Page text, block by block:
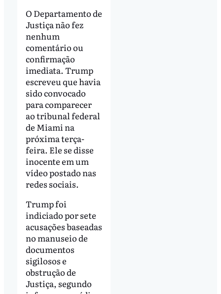
O Departamento de
Justiça não fez
nenhum
comentário ou
confirmação
imediata. Trump
escreveu que havia
sido convocado
para comparecer
ao tribunal federal
de Miami na
próxima terça-
feira. Ele se disse
inocente em um
vídeo postado nas
redes sociais.
Trump foi
indiciado por sete
acusações baseadas
no manuseio de
documentos
sigilosos e
obstrução de
Justiça, segundo